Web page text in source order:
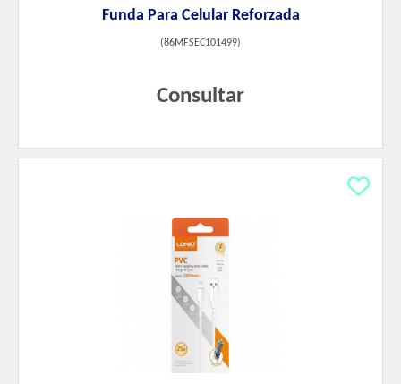
Funda Para Celular Reforzada
(86MFSEC101499)
Consultar